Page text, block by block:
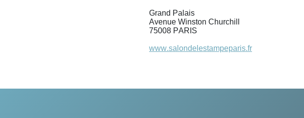
Grand Palais
Avenue Winston Churchill
75008 PARIS
www.salondelestampeparis.fr